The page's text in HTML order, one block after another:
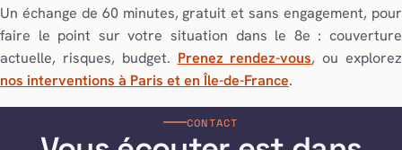
Un échange de 60 minutes, gratuit et sans engagement, pour
faire le point sur votre situation dans le 8e : couverture
actuelle, risques, budget. Prenez rendez-vous, ou explorez
nos interventions à Paris et en Île-de-France.
CONTACT